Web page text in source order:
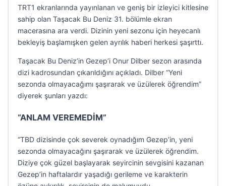
TRT1 ekranlarında yayınlanan ve geniş bir izleyici kitlesine
sahip olan Taşacak Bu Deniz 31. bölümle ekran
macerasına ara verdi. Dizinin yeni sezonu için heyecanlı
bekleyiş başlamışken gelen ayrılık haberi herkesi şaşırttı.
Taşacak Bu Deniz’in Gezep’i Onur Dilber sezon arasında
dizi kadrosundan çıkarıldığını açıkladı. Dilber “Yeni
sezonda olmayacağımı şaşırarak ve üzülerek öğrendim”
diyerek şunları yazdı:
“ANLAM VEREMEDİM”
“TBD dizisinde çok severek oynadığım Gezep’in, yeni
sezonda olmayacağını şaşırarak ve üzülerek öğrendim.
Diziye çok güzel başlayarak seyircinin sevgisini kazanan
Gezep’in haftalardır yaşadığı gerileme ve karakterin